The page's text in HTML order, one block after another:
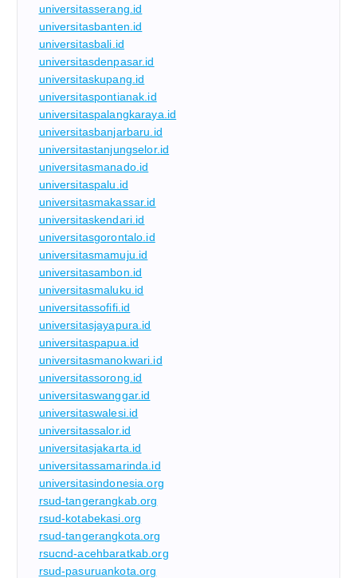
universitasserang.id
universitasbanten.id
universitasbali.id
universitasdenpasar.id
universitaskupang.id
universitaspontianak.id
universitaspalangkaraya.id
universitasbanjarbaru.id
universitastanjungselor.id
universitasmanado.id
universitaspalu.id
universitasmakassar.id
universitaskendari.id
universitasgorontalo.id
universitasmamuju.id
universitasambon.id
universitasmaluku.id
universitassofifi.id
universitasjayapura.id
universitaspapua.id
universitasmanokwari.id
universitassorong.id
universitaswanggar.id
universitaswalesi.id
universitassalor.id
universitasjakarta.id
universitassamarinda.id
universitasindonesia.org
rsud-tangerangkab.org
rsud-kotabekasi.org
rsud-tangerangkota.org
rsucnd-acehbaratkab.org
rsud-pasuruankota.org